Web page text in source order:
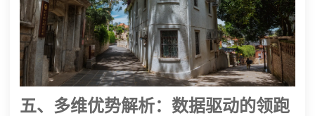
五、多维优势解析：数据驱动的领跑